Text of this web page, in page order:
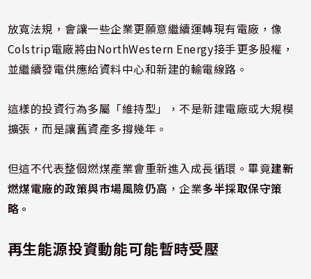
放寬法規，會讓一些企業更願意繼續運轉現有電廠，像
Colstrip電廠將由NorthWestern Energy接手更多股權，
並繼續發電供應給資料中心和新建的輸電線路。
這樣的投資行為多屬「維持型」，不是新建電廠或大規模
擴張，而是讓舊資產多撐幾年。
但這不代表整個燃煤產業會重新進入成長循環。畢竟建新
燃煤電廠的政策與市場風險仍高 ，企業多半採取保守策
略。
再生能源投資動能可能暫時受壓